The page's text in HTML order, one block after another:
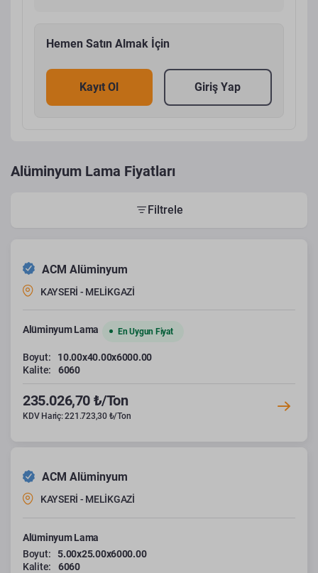
Hemen Satın Almak İçin
Kayıt Ol Giriş Yap
Alüminyum Lama Fiyatları
Filtrele
ACM Alüminyum
KAYSERİ - MELİKGAZİ
Alüminyum Lama En Uygun Fiyat
Boyut:
10.00x40.00x6000.00
Kalite:
6060
235.026,70 ₺/Ton
KDV Hariç: 221.723,30 ₺/Ton
ACM Alüminyum
KAYSERİ - MELİKGAZİ
Alüminyum Lama
Boyut:
5.00x25.00x6000.00
Kalite:
6060